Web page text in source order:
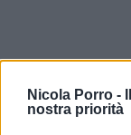
Nicola Porro -
nostra priorità